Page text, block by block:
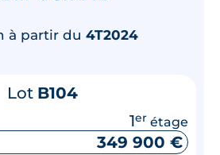
à partir du 4T2024
Lot B104
1er étage
349 900 €